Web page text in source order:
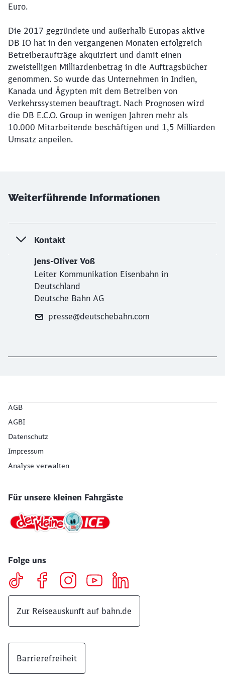
Euro.
Die 2017 gegründete und außerhalb Europas aktive
DB IO hat in den vergangenen Monaten erfolgreich
Betreiberaufträge akquiriert und damit einen
zweistelligen Milliardenbetrag in die Auftragsbücher
genommen. So wurde das Unternehmen in Indien,
Kanada und Ägypten mit dem Betreiben von
Verkehrssystemen beauftragt. Nach Prognosen wird
die DB E.C.O. Group in wenigen Jahren mehr als
10.000 Mitarbeitende beschäftigen und 1,5 Milliarden
Umsatz anpeilen.
Weiterführende Informationen
Kontakt
Jens-Oliver Voß
Leiter Kommunikation Eisenbahn in
Deutschland
Deutsche Bahn AG
presse@deutschebahn.com
AGB
AGBI
Datenschutz
Impressum
Analyse verwalten
Für unsere kleinen Fahrgäste
Folge uns
Zur Reiseauskunft auf bahn.de
Barrierefreiheit